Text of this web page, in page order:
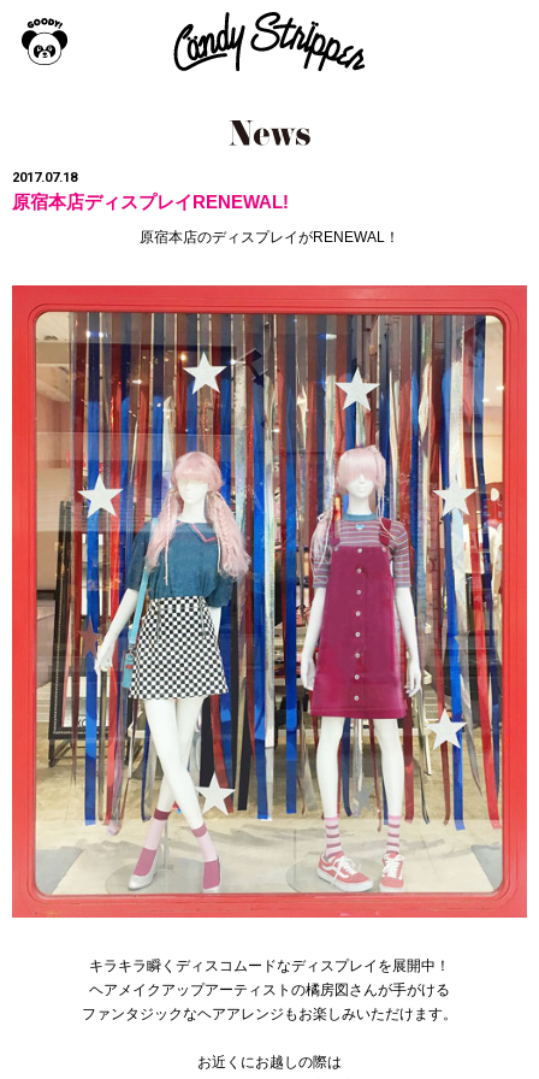
2017.07.18
原宿本店ディスプレイRENEWAL!
原宿本店のディスプレイがRENEWAL！
キラキラ瞬くディスコムードなディスプレイを展開中！
ヘアメイクアップアーティストの橘房図さんが手がける
ファンタジックなヘアアレンジもお楽しみいただけます。
お近くにお越しの際は